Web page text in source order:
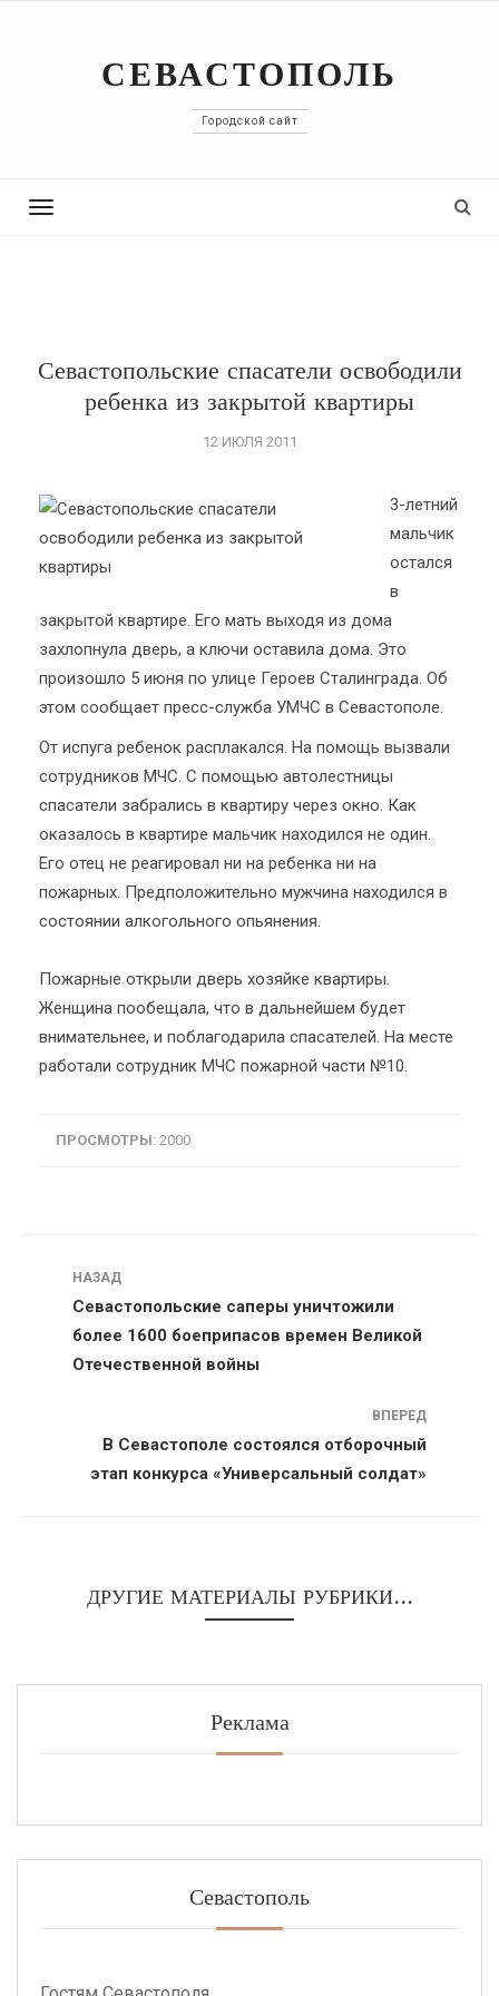
СЕВАСТОПОЛЬ
Городской сайт
Toggle
Севастопольские спасатели освободили
ребенка из закрытой квартиры
12 ИЮЛЯ 2011
3-летний
мальчик
остался
в
закрытой квартире. Его мать выходя из дома
захлопнула дверь, а ключи оставила дома. Это
произошло 5 июня по улице Героев Сталинграда. Об
этом сообщает пресс-служба УМЧС в Севастополе.
От испуга ребенок расплакался. На помощь вызвали
сотрудников МЧС. С помощью автолестницы
спасатели забрались в квартиру через окно. Как
оказалось в квартире мальчик находился не один.
Его отец не реагировал ни на ребенка ни на
пожарных. Предположительно мужчина находился в
состоянии алкогольного опьянения.
Пожарные открыли дверь хозяйке квартиры.
Женщина пообещала, что в дальнейшем будет
внимательнее, и поблагодарила спасателей. На месте
работали сотрудник МЧС пожарной части №10.
ПРОСМОТРЫ: 2000
Навигация
НАЗАД
Севастопольские саперы уничтожили
более 1600 боеприпасов времен Великой
Отечественной войны
ВПЕРЕД
В Севастополе состоялся отборочный
этап конкурса «Универсальный солдат»
ДРУГИЕ МАТЕРИАЛЫ РУБРИКИ...
Реклама
Севастополь